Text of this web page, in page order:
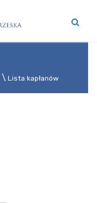
Lista kapłanów